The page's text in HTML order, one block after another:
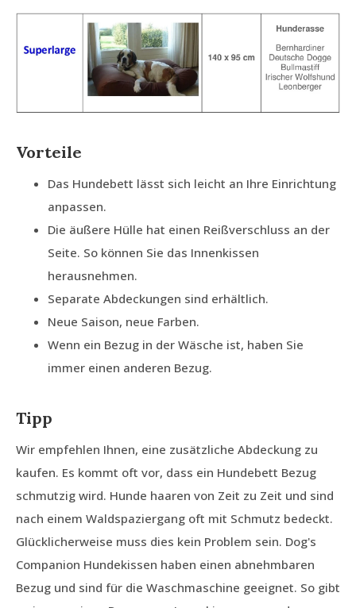
Vorteile
Das Hundebett lässt sich leicht an Ihre Einrichtung
anpassen.
Die äußere Hülle hat einen Reißverschluss an der
Seite. So können Sie das Innenkissen
herausnehmen.
Separate Abdeckungen sind erhältlich.
Neue Saison, neue Farben.
Wenn ein Bezug in der Wäsche ist, haben Sie
immer einen anderen Bezug.
Tipp
Wir empfehlen Ihnen, eine zusätzliche Abdeckung zu
kaufen. Es kommt oft vor, dass ein Hundebett Bezug
schmutzig wird. Hunde haaren von Zeit zu Zeit und sind
nach einem Waldspaziergang oft mit Schmutz bedeckt.
Glücklicherweise muss dies kein Problem sein. Dog's
Companion Hundekissen haben einen abnehmbaren
Bezug und sind für die Waschmaschine geeignet. So gibt